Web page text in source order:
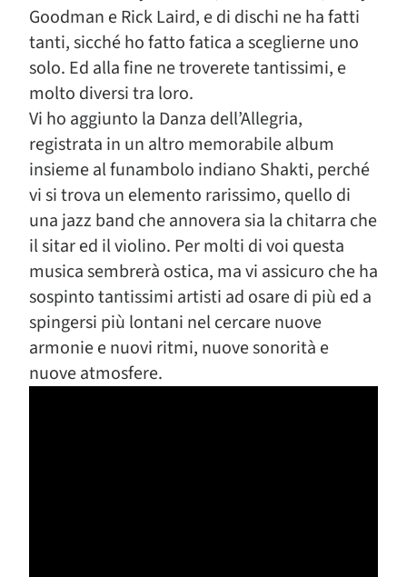
Goodman e Rick Laird, e di dischi ne ha fatti
tanti, sicché ho fatto fatica a sceglierne uno
solo. Ed alla fine ne troverete tantissimi, e
molto diversi tra loro.
Vi ho aggiunto la Danza dell’Allegria,
registrata in un altro memorabile album
insieme al funambolo indiano Shakti, perché
vi si trova un elemento rarissimo, quello di
una jazz band che annovera sia la chitarra che
il sitar ed il violino. Per molti di voi questa
musica sembrerà ostica, ma vi assicuro che ha
sospinto tantissimi artisti ad osare di più ed a
spingersi più lontani nel cercare nuove
armonie e nuovi ritmi, nuove sonorità e
nuove atmosfere.